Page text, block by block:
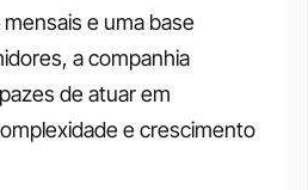
e uma base
a companhia
de atuar em
e crescimento